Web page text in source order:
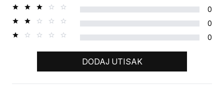
0
0
0
DODAJ UTISAK